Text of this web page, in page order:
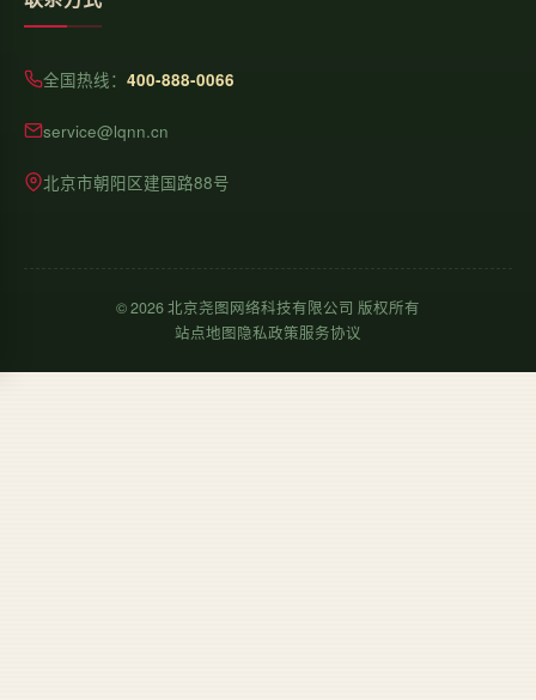
全国热线： 400-888-0066
service@lqnn.cn
北京市朝阳区建国路88号
©2026北京尧图网络科技有限公司 版权所有
站点地图隐私政策服务协议